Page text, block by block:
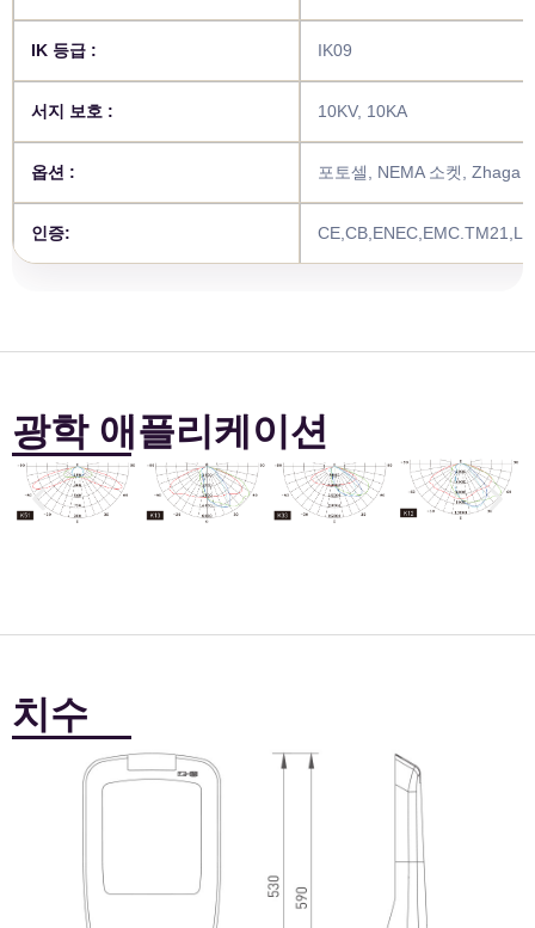
IK 등급 : IK09
서지 보호 : 10KV, 10KA
옵션 : 포토셀, NEMA 소켓, Zhaga
인증:
광학 애플리케이션
치수